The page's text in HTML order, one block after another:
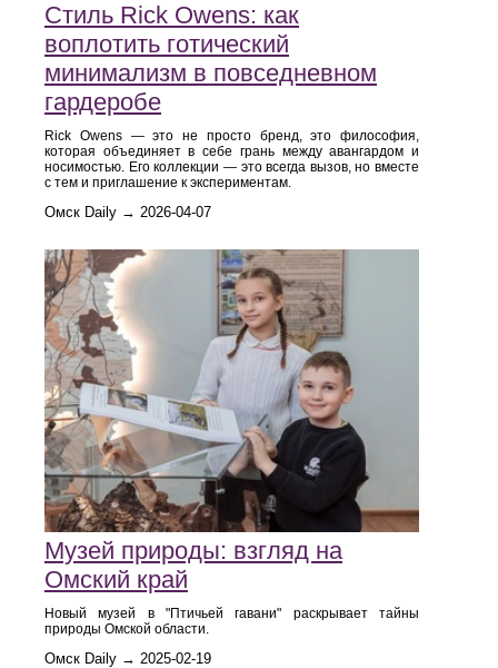
Стиль Rick Owens: как
воплотить готический
минимализм в повседневном
гардеробе
Rick Owens — это не просто бренд, это философия,
которая объединяет в себе грань между авангардом и
носимостью. Его коллекции — это всегда вызов, но вместе
с тем и приглашение к экспериментам.
Омск Daily → 2026-04-07
Музей природы: взгляд на
Омский край
Новый музей в "Птичьей гавани" раскрывает тайны
природы Омской области.
Омск Daily → 2025-02-19